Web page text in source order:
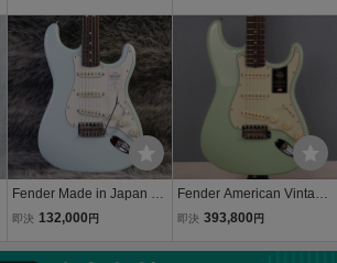
トラトキャスター
Fender Made in Japan Tr
aditional Late 60s Stratoc
即決 132,000 円
Fender American Vintage
II 1961 Stratocaster Surf
即決 393,800 円